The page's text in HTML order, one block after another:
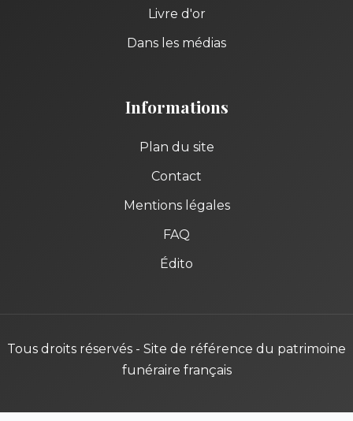
Livre d'or
Dans les médias
Informations
Plan du site
Contact
Mentions légales
FAQ
Édito
Tous droits réservés - Site de référence du patrimoine
funéraire français